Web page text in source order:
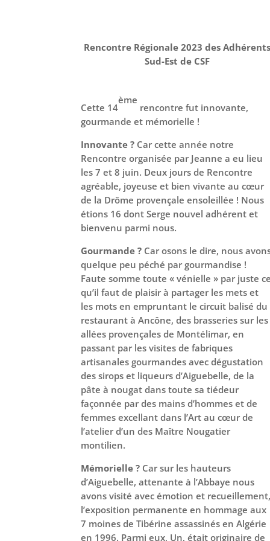
Rencontre Régionale 2023 des Adhérents
Sud-Est de CSF
Cette 14
ème
rencontre fut innovante,
gourmande et mémorielle !
Innovante ? Car cette année notre
Rencontre organisée par Jeanne a eu lieu
les 7 et 8 juin. Deux jours de Rencontre
agréable, joyeuse et bien vivante au cœur
de la Drôme provençale ensoleillée ! Nous
étions 16 dont Serge nouvel adhérent et
bienvenu parmi nous.
Gourmande ? Car osons le dire, nous
quelque peu péché par gourmandise !
Faute somme toute « vénielle » par juste
qu’il faut de plaisir à partager les mets et
les mots en empruntant le circuit balisé du
restaurant à Ancône, des brasseries sur les
allées provençales de Montélimar, en
passant par les visites de fabriques
artisanales gourmandes avec dégustation
des sirops et liqueurs d’Aiguebelle, de la
pâte à nougat dans toute sa tiédeur
façonnée par des mains d’hommes et de
femmes excellant dans l’Art au cœur de
l’atelier d’un des Maître Nougatier
montilien.
Mémorielle ? Car sur les hauteurs
d’Aiguebelle, attenante à l’Abbaye nous
avons visité avec émotion et
l’exposition permanente en hommage aux
7 moines de Tibérine assassinés en Algérie
en 1996. Parmi eux, Un, était originaire de